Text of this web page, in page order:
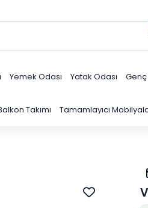
Yemek Odası Yatak Odası
Takımı Tamamlayıcı